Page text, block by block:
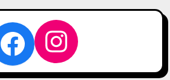
Facebook